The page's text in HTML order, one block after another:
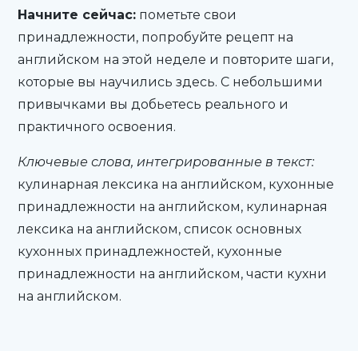
Начните сейчас: пометьте свои
принадлежности, попробуйте рецепт на
английском на этой неделе и повторите шаги,
которые вы научились здесь. С небольшими
привычками вы добьетесь реального и
практичного освоения.
Ключевые слова, интегрированные в текст:
кулинарная лексика на английском, кухонные
принадлежности на английском, кулинарная
лексика на английском, список основных
кухонных принадлежностей, кухонные
принадлежности на английском, части кухни
на английском.